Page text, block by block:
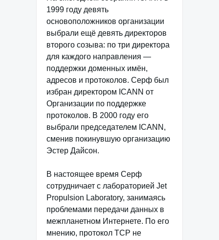
1999 году девять
основоположников организации
выбрали ещё девять директоров
второго созыва: по три директора
для каждого направления —
поддержки доменных имён,
адресов и протоколов. Серф был
избран директором ICANN от
Организации по поддержке
протоколов. В 2000 году его
выбрали председателем ICANN,
сменив покинувшую организацию
Эстер Дайсон.
В настоящее время Серф
сотрудничает с лабораторией Jet
Propulsion Laboratory, занимаясь
проблемами передачи данных в
межпланетном Интернете. По его
мнению, протокол TCP не